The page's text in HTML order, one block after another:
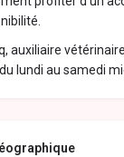
auxiliaire
lundi au samedi